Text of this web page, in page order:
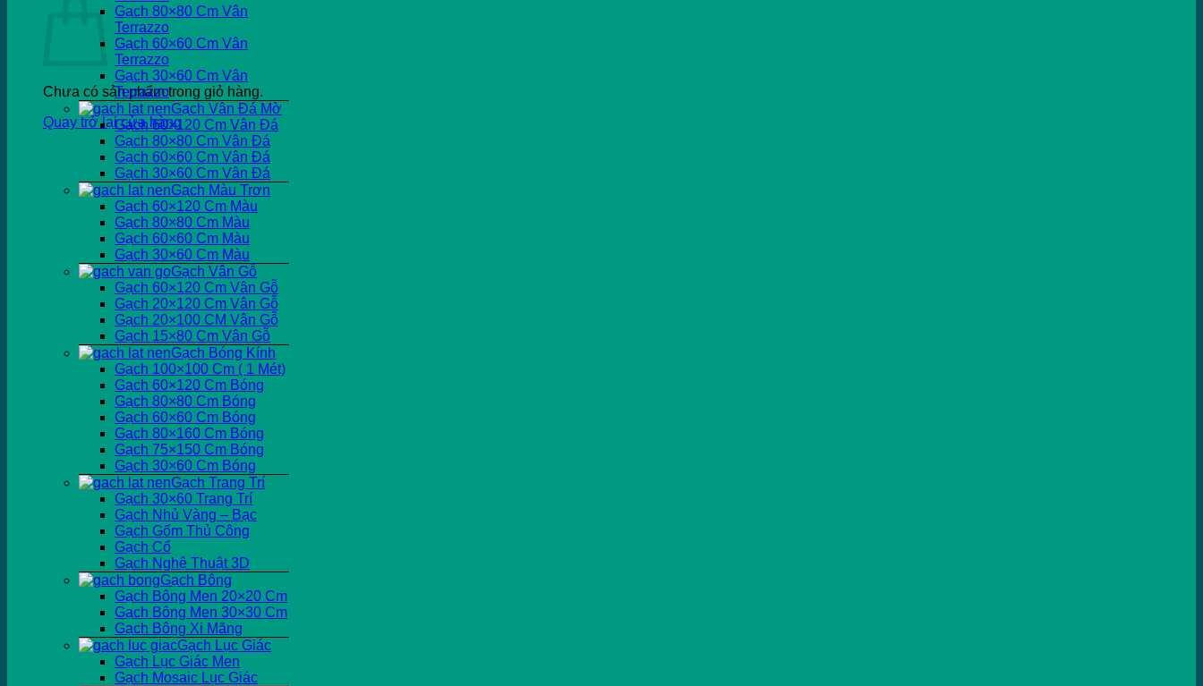
Chưa có sản phẩm trong giỏ hàng.
Quay trở lại cửa hàng
Gạch 80×80 Cm Vân
Terrazzo
Gạch 60×60 Cm Vân
Terrazzo
Gạch 30×60 Cm Vân
Terrazzo
Gạch Vân Đá Mờ
Gạch 60×120 Cm Vân Đá
Gạch 80×80 Cm Vân Đá
Gạch 60×60 Cm Vân Đá
Gạch 30×60 Cm Vân Đá
Gạch Màu Trơn
Gạch 60×120 Cm Màu
Gạch 80×80 Cm Màu
Gạch 60×60 Cm Màu
Gạch 30×60 Cm Màu
Gạch Vân Gỗ
Gạch 60×120 Cm Vân Gỗ
Gạch 20×120 Cm Vân Gỗ
Gạch 20×100 CM Vân Gỗ
Gạch 15×80 Cm Vân Gỗ
Gạch Bóng Kính
Gạch 100×100 Cm ( 1 Mét)
Gạch 60×120 Cm Bóng
Gạch 80×80 Cm Bóng
Gạch 60×60 Cm Bóng
Gạch 80×160 Cm Bóng
Gạch 75×150 Cm Bóng
Gạch 30×60 Cm Bóng
Gạch Trang Trí
Gạch 30×60 Trang Trí
Gạch Nhủ Vàng – Bạc
Gạch Gốm Thủ Công
Gạch Cổ
Gạch Nghệ Thuật 3D
Gạch Bông
Gạch Bông Men 20×20 Cm
Gạch Bông Men 30×30 Cm
Gạch Bông Xi Măng
Gạch Lục Giác
Gạch Lục Giác Men
Gạch Mosaic Lục Giác